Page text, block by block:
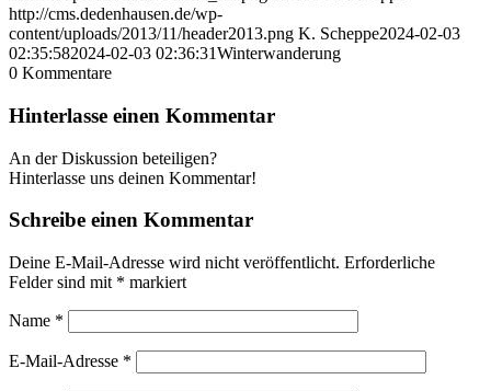
http://cms.dedenhausen.de/wp-
content/uploads/2013/11/header2013.png K. Scheppe2024-02-03
02:35:582024-02-03 02:36:31Winterwanderung
0 Kommentare
Hinterlasse einen Kommentar
An der Diskussion beteiligen?
Hinterlasse uns deinen Kommentar!
Schreibe einen Kommentar
Deine E-Mail-Adresse wird nicht veröffentlicht. Erforderliche
Felder sind mit * markiert
Name *
E-Mail-Adresse *